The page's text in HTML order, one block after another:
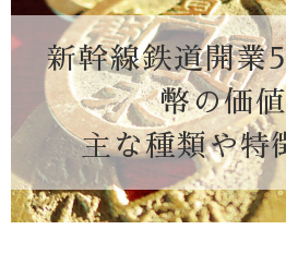
新幹線鉄道開業
幣の価
主な種類や特